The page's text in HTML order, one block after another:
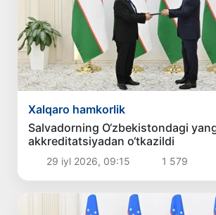
Xalqaro hamkorlik
Salvadorning O‘zbekistondagi
akkreditatsiyadan o‘tkazildi
29 iyl 2026, 09:15 1 579